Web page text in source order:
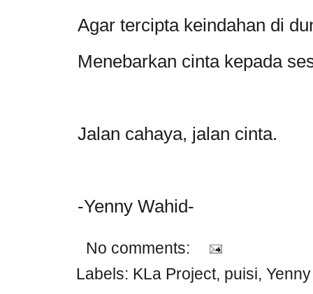
Agar tercipta keindahan di
Menebarkan cinta kepada
Jalan cahaya, jalan cinta.
-Yenny Wahid-
No comments:
Labels: KLa Project, puisi,